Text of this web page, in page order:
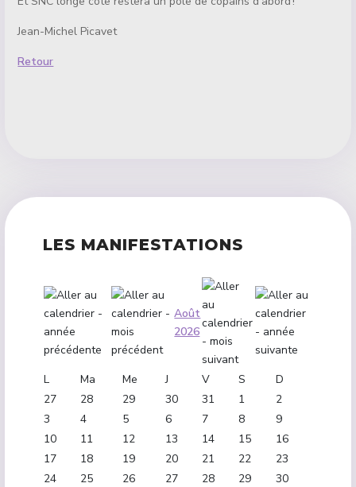
Jean-Michel Picavet
Retour
LES MANIFESTATIONS
Août
2026
L Ma Me J V S
D
27
28 29 30 31 1
2
3
4 5 6 7 8
9
10
11 12 13 14 15
16
17
18 19 20 21 22
23
24
25 26 27 28 29
30